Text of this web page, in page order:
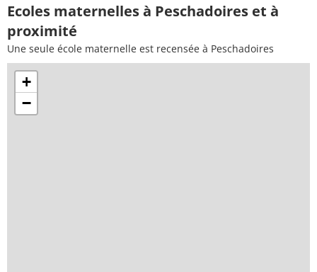
Ecoles maternelles à Peschadoires et à
proximité
Une seule école maternelle est recensée à Peschadoires
+
−